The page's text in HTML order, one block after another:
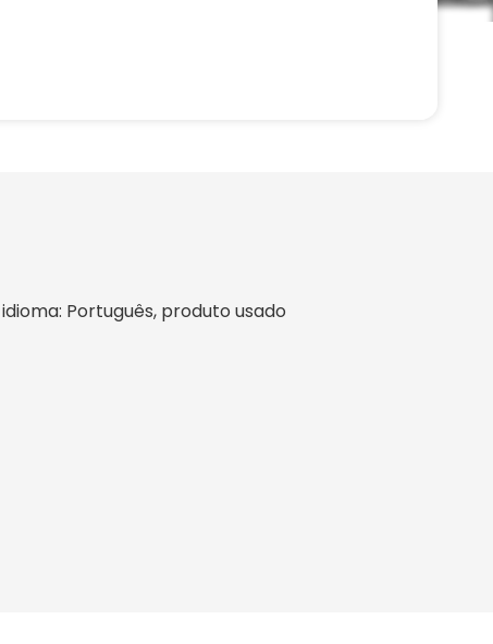
Português, produto usado